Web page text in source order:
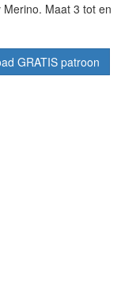
Maat 3 tot en
GRATIS patroon